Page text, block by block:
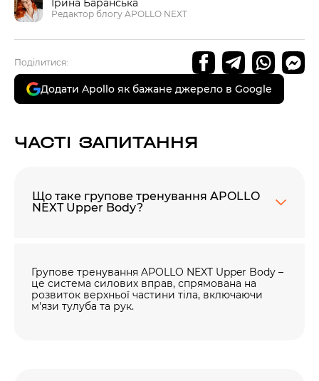
Редактор блогу APOLLO NEXT
Поділитися:
Додати Apollo як бажане джерело в Google
ЧАСТІ ЗАПИТАННЯ
Що таке групове тренування APOLLO
NEXT Upper Body?
Групове тренування APOLLO NEXT Upper Body –
це система силових вправ, спрямована на
розвиток верхньої частини тіла, включаючи
м'язи тулуба та рук.